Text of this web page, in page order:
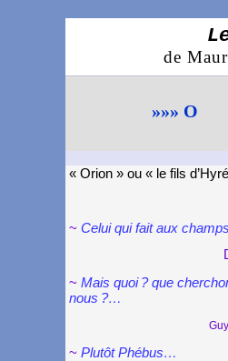
de
»»» O
« Orion » ou « le fils
~Celui qui fait aux
~Mais quoi ? que
nous ?…
~Plutôt Phé­bus…